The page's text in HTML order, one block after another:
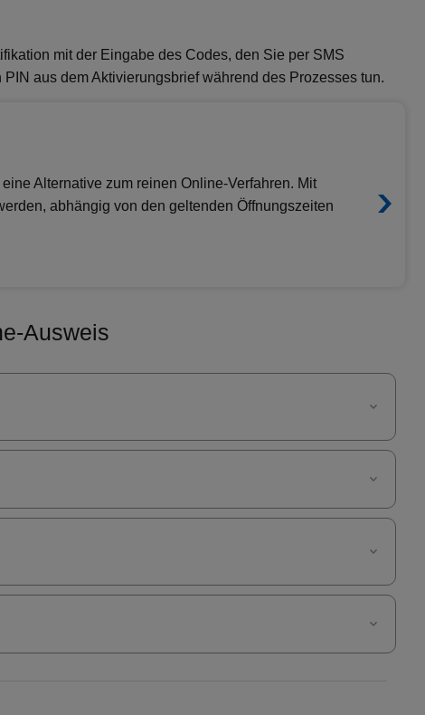
mit der Eingabe des Codes, den Sie per SMS
aus dem Aktivierungsbrief während des Prozesses tun.
Alternative zum reinen Online-Verfahren. Mit
abhängig von den geltenden Öffnungszeiten
Ausweis